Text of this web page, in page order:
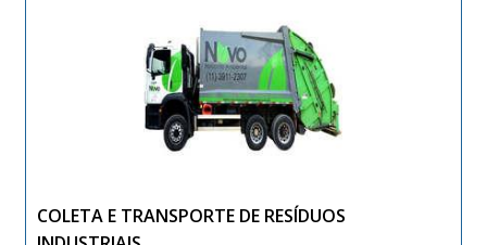
COLETA E TRANSPORTE DE RESÍDUOS